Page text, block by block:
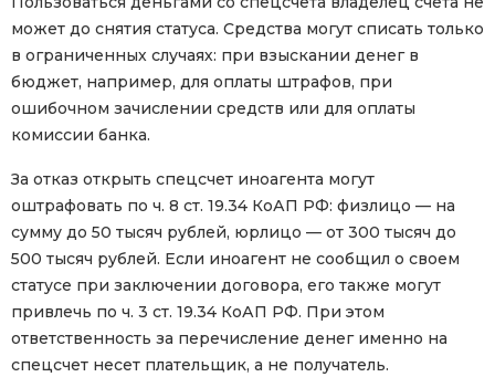
может до снятия статуса. Средства могут списать только
в ограниченных случаях: при взыскании денег в
бюджет, например, для оплаты штрафов, при
ошибочном зачислении средств или для оплаты
комиссии банка.
За отказ открыть спецсчет иноагента могут
оштрафовать по ч. 8 ст. 19.34 КоАП РФ: физлицо — на
сумму до 50 тысяч рублей, юрлицо — от 300 тысяч до
500 тысяч рублей. Если иноагент не сообщил о своем
статусе при заключении договора, его также могут
привлечь по ч. 3 ст. 19.34 КоАП РФ. При этом
ответственность за перечисление денег именно на
спецсчет несет плательщик, а не получатель.